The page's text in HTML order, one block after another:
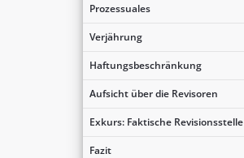
Prozessuales
Verjährung
Haftungsbeschränkung
Aufsicht über die Revisoren
Exkurs: Faktische Revisionsstelle
Fazit